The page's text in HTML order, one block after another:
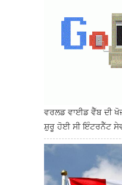
ਵਰਲਡ ਵਾਈਡ ਵੈੱਬ ਦੀ
ਸ਼ੁਰੂ ਹੋਈ ਸੀ ਇੰਟਰਨੈੱਟ